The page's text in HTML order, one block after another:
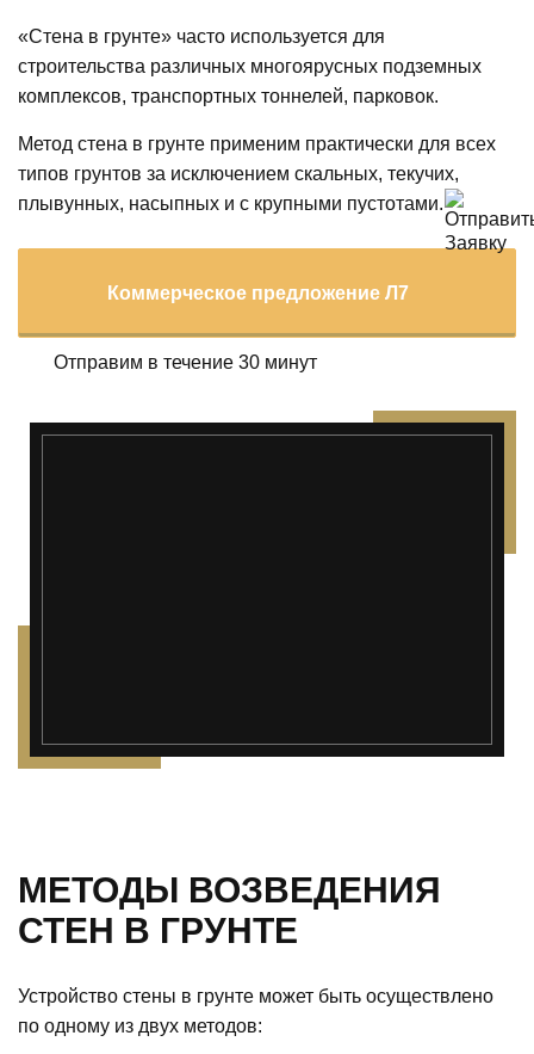
«Стена в грунте» часто используется для
строительства различных многоярусных подземных
комплексов, транспортных тоннелей, парковок.
Метод стена в грунте применим практически для всех
типов грунтов за исключением скальных, текучих,
плывунных, насыпных и с крупными пустотами.
Коммерческое предложение Л7
Отправим в течение 30 минут
МЕТОДЫ ВОЗВЕДЕНИЯ
СТЕН В ГРУНТЕ
Устройство стены в грунте может быть осуществлено
по одному из двух методов: